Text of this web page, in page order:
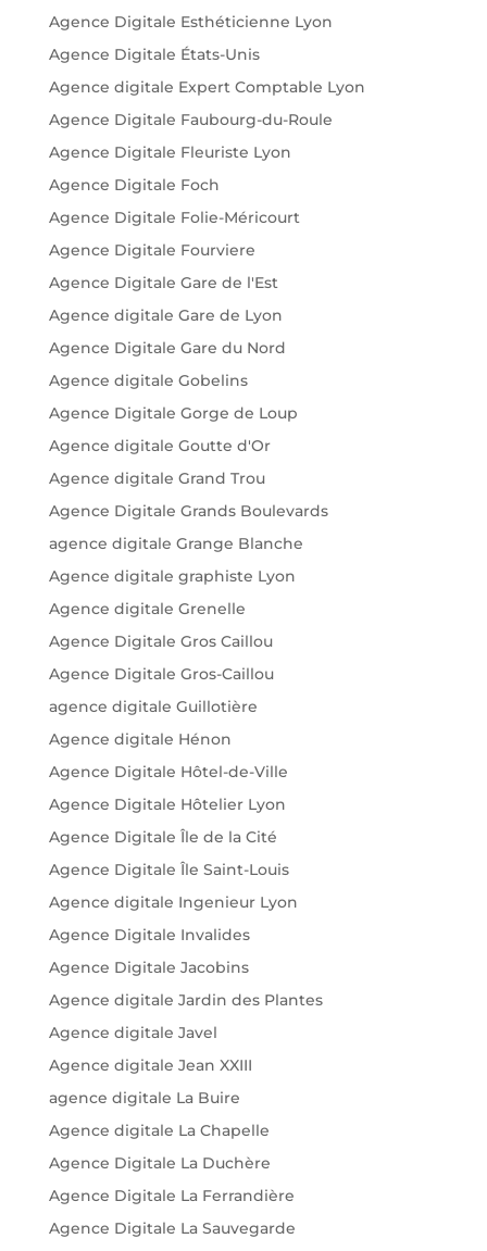
Agence Digitale Esthéticienne Lyon
Agence Digitale États-Unis
Agence digitale Expert Comptable Lyon
Agence Digitale Faubourg-du-Roule
Agence Digitale Fleuriste Lyon
Agence Digitale Foch
Agence Digitale Folie-Méricourt
Agence Digitale Fourviere
Agence Digitale Gare de l'Est
Agence digitale Gare de Lyon
Agence Digitale Gare du Nord
Agence digitale Gobelins
Agence Digitale Gorge de Loup
Agence digitale Goutte d'Or
Agence digitale Grand Trou
Agence Digitale Grands Boulevards
agence digitale Grange Blanche
Agence digitale graphiste Lyon
Agence digitale Grenelle
Agence Digitale Gros Caillou
Agence Digitale Gros-Caillou
agence digitale Guillotière
Agence digitale Hénon
Agence Digitale Hôtel-de-Ville
Agence Digitale Hôtelier Lyon
Agence Digitale Île de la Cité
Agence Digitale Île Saint-Louis
Agence digitale Ingenieur Lyon
Agence Digitale Invalides
Agence Digitale Jacobins
Agence digitale Jardin des Plantes
Agence digitale Javel
Agence digitale Jean XXIII
agence digitale La Buire
Agence digitale La Chapelle
Agence Digitale La Duchère
Agence Digitale La Ferrandière
Agence Digitale La Sauvegarde